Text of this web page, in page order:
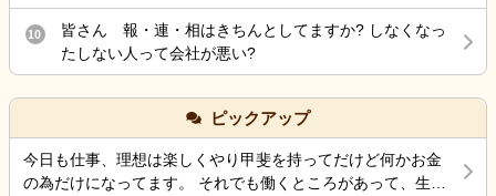
ている勤務が自分以外送迎が出来る人がいない+上記の
方しかいない、看護師がいない日があり、出勤しても
ても「あーシフト組んだ人に組み直させる」と言うだ
けで、いまだに動きがありません。組み直せるわけが
ないし、人員配置基準も破綻してるのにまだ諦めない
んです。入浴介助もレクも送迎も記録業務もまともに
のやり取りの時に部屋番号で返ってくることが多いで
す。 これまではそういうやり取りも普通に名前だった
ので、慣れません。これは他の施設でよくある事なの
10
皆さん 報・連・相はきちんとしてますか? しなくなっ
たしない人って会社が悪い?
ピックアップ
今日も仕事、理想は楽しくやり甲斐を持ってだけど何かお金
の為だけになってます。 それでも働くところがあって、生き